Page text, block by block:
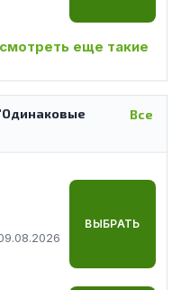
еще такие
Все
ВЫБРАТЬ